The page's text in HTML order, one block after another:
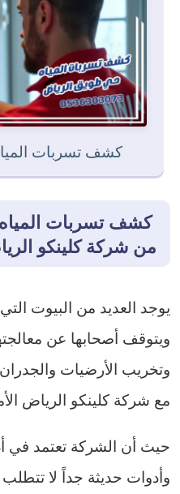
كشف تسربات
كشف تسربات
من شركة كلينكو
يوجد العديد من البيوت
ويتوقف أصحابها عن
وتخريب الأرضيات
مع شركة كلينكو الرياض
حيث أن الشركة تعتمد في
وأدوات حديثة جداً لا